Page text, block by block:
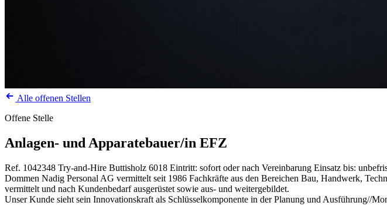
Alle offenen Stellen
Offene Stelle
Anlagen- und Apparatebauer/in EFZ
Ref. 1042348 Try-and-Hire Buttisholz 6018 Eintritt: sofort oder nach Vereinbarung Einsatz bis:
Dommen Nadig Personal AG vermittelt seit 1986 Fachkräfte aus den Bereichen Bau, Handwerk,
vermittelt und nach Kundenbedarf ausgerüstet sowie aus- und weitergebildet.
Unser Kunde sieht sein Innovationskraft als Schlüsselkomponente in der Planung und Ausführung//